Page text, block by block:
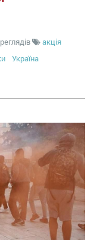
акція
Україна